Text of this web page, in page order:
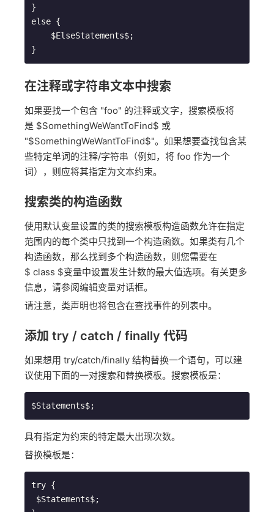
}
else {
}
在注释或字符串文本中搜索
如果要找一个包含 "foo" 的注释或文字，搜索模板将
是 $SomethingWeWantToFind$ 或
"$SomethingWeWantToFind$"。如果想要查找包含某
些特定单词的注释/字符串（例如，将 foo 作为一个
词），则应将其指定为文本约束。
搜索类的构造函数
使用默认变量设置的类的搜索模板构造函数允许在指定
范围内的每个类中只找到一个构造函数。如果类有几个
构造函数，那么找到多个构造函数，则您需要在
$ class $变量中设置发生计数的最大值选项。有关更多
信息，请参阅编辑变量对话框。
请注意，类声明也将包含在查找事件的列表中。
添加 try / catch / finally 代码
如果想用 try/catch/finally 结构替换一个语句，可以建
议使用下面的一对搜索和替换模板。搜索模板是：
$Statements$;
具有指定为约束的特定最大出现次数。
替换模板是：
try {